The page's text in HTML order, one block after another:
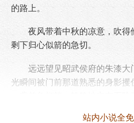
的路上。
夜风带着中秋的凉意，吹得
剩下归心似箭的急切。
远远望见昭武侯府的朱漆大
光瞬间被门前那道熟悉的身影
站内小说全